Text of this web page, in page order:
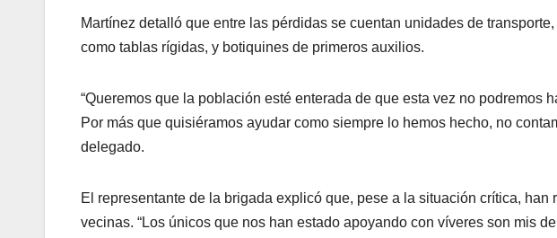
Martínez detalló que entre las pérdidas se cuentan unidades de
como tablas rígidas, y botiquines de primeros auxilios.
“Queremos que la población esté enterada de que esta vez no podremos
Por más que quisiéramos ayudar como siempre lo hemos hecho, no
delegado.
El representante de la brigada explicó que, pese a la situación crítica,
vecinas. “Los únicos que nos han estado apoyando con víveres son mis